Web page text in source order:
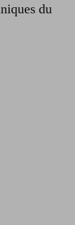
du